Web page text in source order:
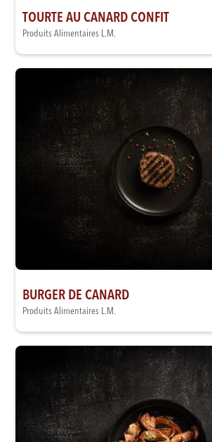
TOURTE AU CANARD CONFIT
Produits Alimentaires L.M.
BURGER DE CANARD
Produits Alimentaires L.M.